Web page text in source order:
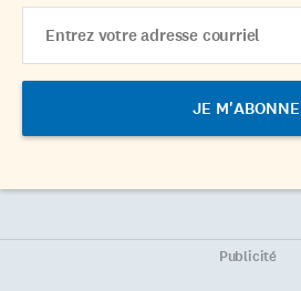
Address
Publicité